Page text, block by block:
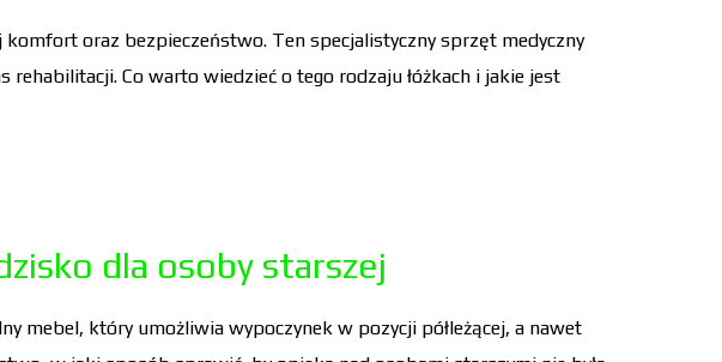
oraz bezpieczeństwo. Ten specjalistyczny sprzęt medyczny
Co warto wiedzieć o tego rodzaju łóżkach i jakie jest
dla osoby starszej
mebel, który umożliwia wypoczynek w pozycji półleżącej, a nawet